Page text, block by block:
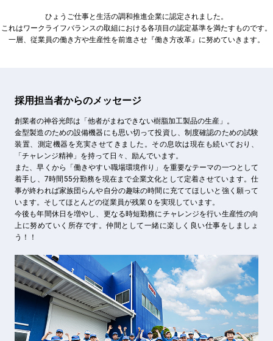
ひょうご仕事と生活の調和推進企業に認定されました。
これはワークライフバランスの取組における各項目の認定基準を満たすものです。
一層、従業員の働き方や生産性を前進させ『働き方改革』に努めていきます。
採用担当者からのメッセージ
創業者の神谷光郎は「他者がまねできない樹脂加工製品の生産」。
金型製造のための設備機器にも思い切って投資し、制度確認のための試験
装置、測定機器を充実させてきました。その息吹は現在も続いており、
「チャレンジ精神」を持って日々、励んでいます。
また、早くから「働きやすい職場環境作り」を重要なテーマの一つとして
着手し、7時間55分勤務を現在まで企業文化として定着させています。仕
事が終われば家族団らんや自分の趣味の時間に充ててほしいと強く願って
います。そしてほとんどの従業員が残業０を実現しています。
今後も年間休日を増やし、更なる時短勤務にチャレンジを行い生産性の向
上に努めていく所存です。仲間として一緒に楽しく良い仕事をしましょ
う！！